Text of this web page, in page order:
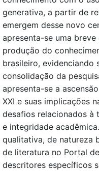
generativa, a partir de
emergem desse novo
apresenta-se uma
produção do
brasileiro, evidenciando
consolidação da
apresenta-se a
XXI e suas implicações
desafios relacionados à
e integridade
qualitativa, de natureza
de literatura no Portal
descritores específicos